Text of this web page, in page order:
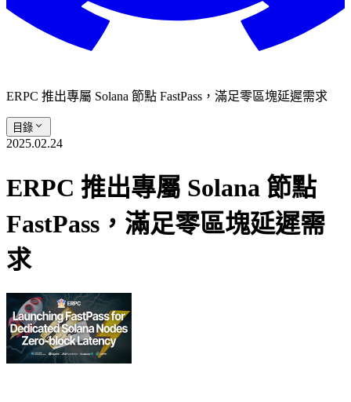
ERPC 推出專屬 Solana 節點 FastPass，滿足零區塊延遲需求
目錄
2025.02.24
ERPC 推出專屬 Solana 節點
FastPass，滿足零區塊延遲需
求